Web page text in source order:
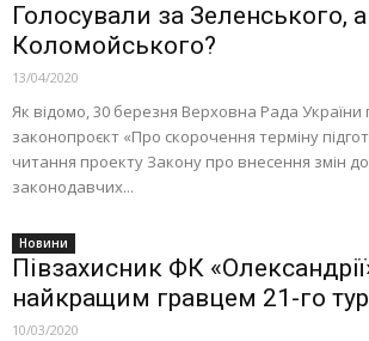
Голосували за Зеленського,
Коломойського?
13/04/2020
Як відомо, 30 березня Верховна Рада України
законопроєкт «Про скорочення терміну
читання проекту Закону про внесення змін
законодавчих...
Новини
Півзахисник ФК
найкращим гравцем 21-гo
10/03/2020